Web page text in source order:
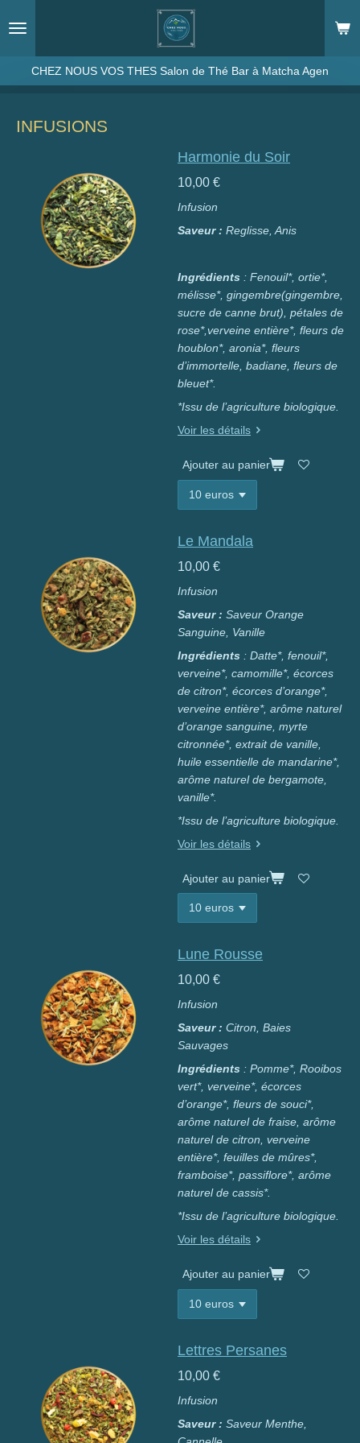
au
principal
CHEZ NOUS VOS THES Salon de Thé Bar à Matcha Agen
INFUSIONS
Harmonie du Soir
10,00 €
Infusion
Saveur : Reglisse, Anis
Ingrédients : Fenouil*, ortie*,
mélisse*, gingembre(gingembre,
sucre de canne brut), pétales de
rose*,verveine entière*, fleurs de
houblon*, aronia*, fleurs
d’immortelle, badiane, fleurs de
bleuet*.
*Issu de l’agriculture biologique.
Voir les détails
Ajouter au panier
Le Mandala
10,00 €
Infusion
Saveur : Saveur Orange
Sanguine, Vanille
Ingrédients : Datte*, fenouil*,
verveine*, camomille*, écorces
de citron*, écorces d’orange*,
verveine entière*, arôme naturel
d’orange sanguine, myrte
citronnée*, extrait de vanille,
huile essentielle de mandarine*,
arôme naturel de bergamote,
vanille*.
*Issu de l’agriculture biologique.
Voir les détails
Ajouter au panier
Lune Rousse
10,00 €
Infusion
Saveur : Citron, Baies
Sauvages
Ingrédients : Pomme*, Rooibos
vert*, verveine*, écorces
d’orange*, fleurs de souci*,
arôme naturel de fraise, arôme
naturel de citron, verveine
entière*, feuilles de mûres*,
framboise*, passiflore*, arôme
naturel de cassis*.
*Issu de l’agriculture biologique.
Voir les détails
Ajouter au panier
Lettres Persanes
10,00 €
Infusion
Saveur : Saveur Menthe,